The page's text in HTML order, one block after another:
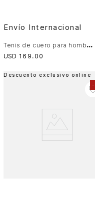
Envío Internacional
T
enis de cuero para hombre Duna
USD 169 . 00
-
Descuento exclusivo online